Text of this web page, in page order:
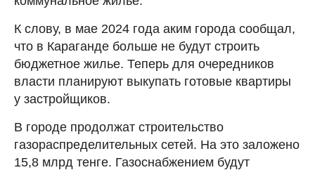
К слову, в мае 2024 года аким города сообщал,
что в Караганде больше не будут строить
бюджетное жилье. Теперь для очередников
власти планируют выкупать готовые квартиры
у застройщиков.
В городе продолжат строительство
газораспределительных сетей. На это заложено
15,8 млрд тенге. Газоснабжением будут